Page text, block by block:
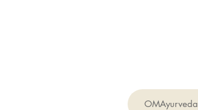
OMAyurveda